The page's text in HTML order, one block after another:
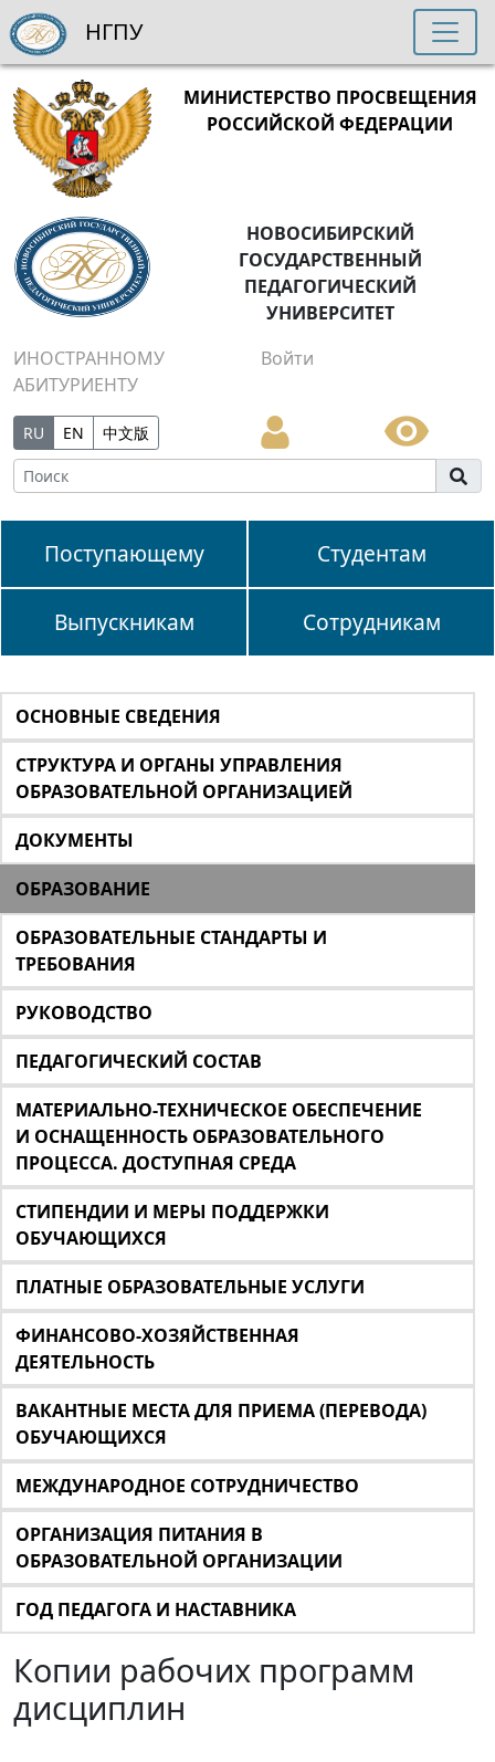
МИНИСТЕРСТВО ПРОСВЕЩЕНИЯ
РОССИЙСКОЙ ФЕДЕРАЦИИ
НОВОСИБИРСКИЙ
ГОСУДАРСТВЕННЫЙ
ПЕДАГОГИЧЕСКИЙ
УНИВЕРСИТЕТ
ИНОСТРАННОМУ
АБИТУРИЕНТУ
Войти
RU EN 中文版
Поступающему Студентам
Выпускникам Сотрудникам
НГПУ
ОСНОВНЫЕ СВЕДЕНИЯ
СТРУКТУРА И ОРГАНЫ УПРАВЛЕНИЯ
ОБРАЗОВАТЕЛЬНОЙ ОРГАНИЗАЦИЕЙ
ДОКУМЕНТЫ
ОБРАЗОВАНИЕ
ОБРАЗОВАТЕЛЬНЫЕ СТАНДАРТЫ И
ТРЕБОВАНИЯ
РУКОВОДСТВО
ПЕДАГОГИЧЕСКИЙ СОСТАВ
МАТЕРИАЛЬНО-ТЕХНИЧЕСКОЕ ОБЕСПЕЧЕНИЕ
И ОСНАЩЕННОСТЬ ОБРАЗОВАТЕЛЬНОГО
ПРОЦЕССА. ДОСТУПНАЯ СРЕДА
СТИПЕНДИИ И МЕРЫ ПОДДЕРЖКИ
ОБУЧАЮЩИХСЯ
ПЛАТНЫЕ ОБРАЗОВАТЕЛЬНЫЕ УСЛУГИ
ФИНАНСОВО-ХОЗЯЙСТВЕННАЯ
ДЕЯТЕЛЬНОСТЬ
ВАКАНТНЫЕ МЕСТА ДЛЯ ПРИЕМА (ПЕРЕВОДА)
ОБУЧАЮЩИХСЯ
МЕЖДУНАРОДНОЕ СОТРУДНИЧЕСТВО
ОРГАНИЗАЦИЯ ПИТАНИЯ В
ОБРАЗОВАТЕЛЬНОЙ ОРГАНИЗАЦИИ
ГОД ПЕДАГОГА И НАСТАВНИКА
Копии рабочих программ
дисциплин